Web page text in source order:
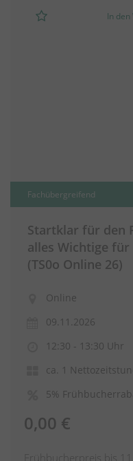
In
Fachübergreifend
Startklar für den
alles Wichtige
(TS0o Online 26)
Online
09.11.2026
12:30 - 13:30 Uhr
ca. 1
5%
0,00 €
Frühbucherpreis bis